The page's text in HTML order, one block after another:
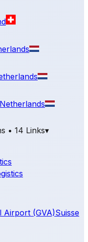
• 14 Links▾
Airport (GVA)Suisse